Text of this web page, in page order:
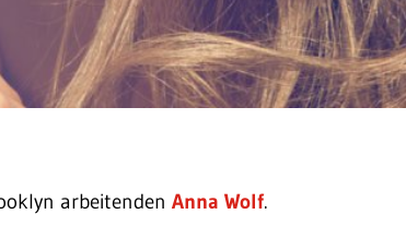
arbeitendenAnna Wolf.